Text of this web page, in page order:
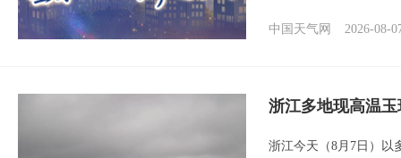
中国天气网 2026-08-
浙江多地现高温
浙江今天（8月7日）以